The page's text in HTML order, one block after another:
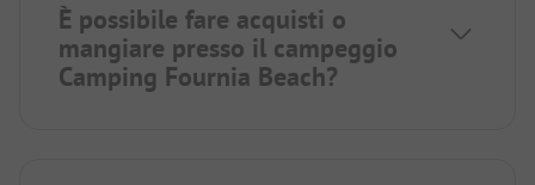
È possibile fare acquisti o
mangiare presso il campeggio
Camping Fournia Beach?